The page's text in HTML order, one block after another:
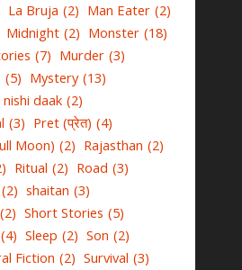
La Bruja (2) Man Eater (2)
Midnight (2) Monster (18)
(7) Murder (3)
(5) Mystery (13)
nishi daak (2)
(3) Pret (प्रेत) (4)
Moon) (2) Rajasthan (2)
Ritual (2) Road (3)
(2) shaitan (3)
(2) Short Stories (5)
(4) Sleep (2) Son (2)
Fiction (2) Survival (3)